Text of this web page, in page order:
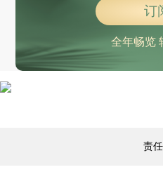
订
全年畅览
责